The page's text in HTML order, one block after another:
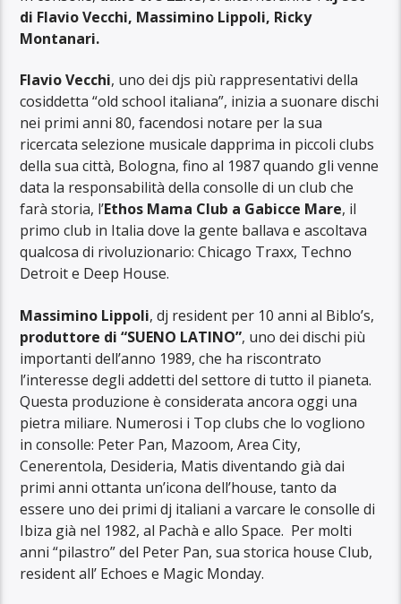
di Flavio Vecchi, Massimino Lippoli, Ricky
Montanari.
Flavio Vecchi, uno dei djs più rappresentativi della
cosiddetta “old school italiana”, inizia a suonare dischi
nei primi anni 80, facendosi notare per la sua
ricercata selezione musicale dapprima in piccoli clubs
della sua città, Bologna, fino al 1987 quando gli venne
data la responsabilità della consolle di un club che
farà storia, l’Ethos Mama Club a Gabicce Mare, il
primo club in Italia dove la gente ballava e ascoltava
qualcosa di rivoluzionario: Chicago Traxx, Techno
Detroit e Deep House.
Massimino Lippoli, dj resident per 10 anni al Biblo’s,
produttore di “SUENO LATINO”, uno dei dischi più
importanti dell’anno 1989, che ha riscontrato
l’interesse degli addetti del settore di tutto il pianeta.
Questa produzione è considerata ancora oggi una
pietra miliare. Numerosi i Top clubs che lo vogliono
in consolle: Peter Pan, Mazoom, Area City,
Cenerentola, Desideria, Matis diventando già dai
primi anni ottanta un’icona dell’house, tanto da
essere uno dei primi dj italiani a varcare le consolle di
Ibiza già nel 1982, al Pachà e allo Space. Per molti
anni “pilastro” del Peter Pan, sua storica house Club,
resident all’ Echoes e Magic Monday.